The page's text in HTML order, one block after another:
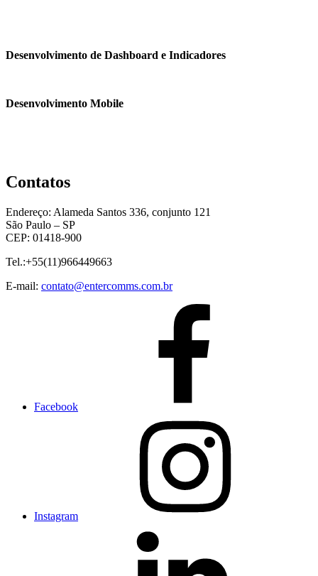
Desenvolvimento de Dashboard e Indicadores
Desenvolvimento Mobile
Contatos
Endereço: Alameda Santos 336, conjunto 121
São Paulo – SP
CEP: 01418-900
Tel.:+55(11)966449663
E-mail: contato@entercomms.com.br
Facebook
Instagram